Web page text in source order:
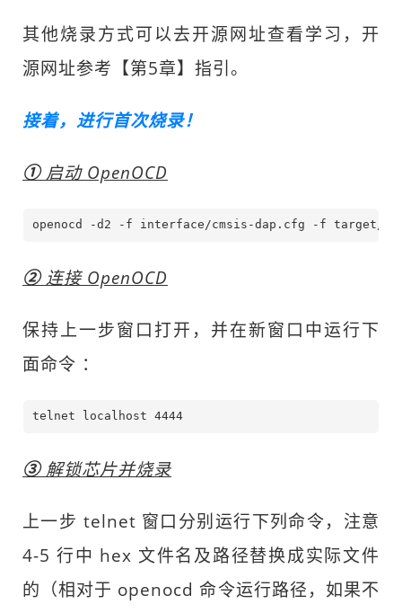
其他烧录方式可以去开源网址查看学习，开
源网址参考【第5章】指引。
接着，进行首次烧录！
①启动 OpenOCD
openocd -d2 -f interface/cmsis-dap.cfg -f target/
②连接 OpenOCD
保持上一步窗口打开，并在新窗口中运行下
面命令 ：
telnet localhost 4444
③解锁芯片并烧录
上一步 telnet 窗口分别运行下列命令，注意
4-5 行中 hex 文件名及路径替换成实际文件
的（相对于 openocd 命令运行路径，如果不